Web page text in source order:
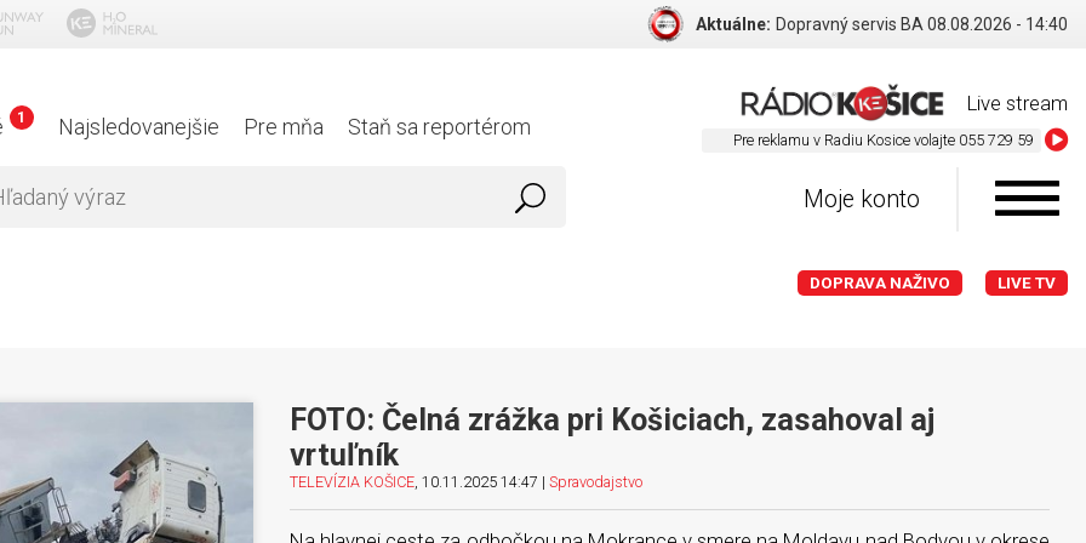
Aktuálne: Dopravný servis BA 08.08.2026 - 14:40
Live stream
Pre
1 Najsledovanejšie Pre mňa Staň sa reportérom
Moje konto
DOPRAVA NAŽIVO LIVE TV
FOTO: Čelná zrážka pri Košiciach, zasahoval aj
vrtuľník
TELEVÍZIA KOŠICE, 10.11.2025 14:47 | Spravodajstvo